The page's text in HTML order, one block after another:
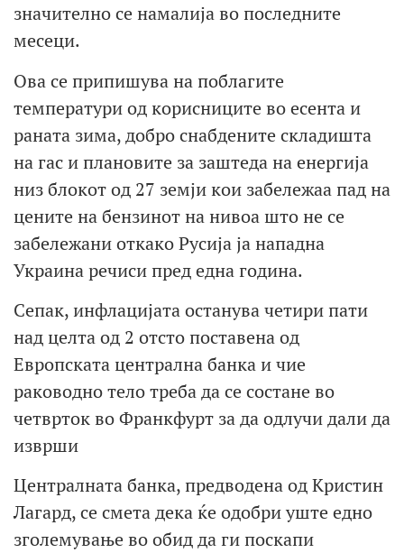
значително се намалија во последните
месеци.
Ова се припишува на поблагите
температури од корисниците во есента и
раната зима, добро снабдените складишта
на гас и плановите за заштеда на енергија
низ блокот од 27 земји кои забележаа пад на
цените на бензинот на нивоа што не се
забележани откако Русија ја нападна
Украина речиси пред една година.
Сепак, инфлацијата останува четири пати
над целта од 2 отсто поставена од
Европската централна банка и чие
раководно тело треба да се состане во
четврток во Франкфурт за да одлучи дали да
изврши
Централната банка, предводена од Кристин
Лагард, се смета дека ќе одобри уште едно
зголемување во обид да ги поскапи